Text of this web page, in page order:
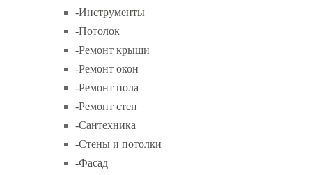
-Инструменты
-Потолок
-Ремонт крыши
-Ремонт окон
-Ремонт пола
-Ремонт стен
-Сантехника
-Стены и потолки
-Фасад